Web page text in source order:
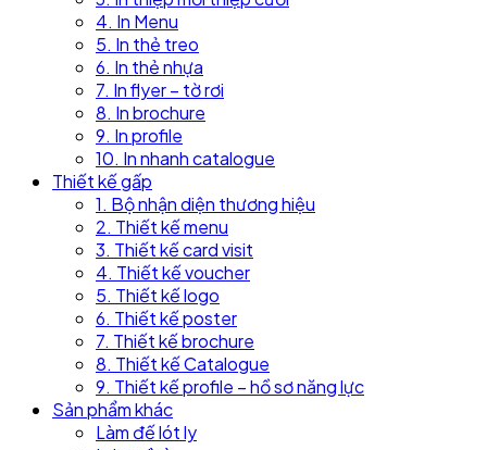
4. In Menu
5. In thẻ treo
6. In thẻ nhựa
7. In flyer – tờ rơi
8. In brochure
9. In profile
10. In nhanh catalogue
Thiết kế gấp
1. Bộ nhận diện thương hiệu
2. Thiết kế menu
3. Thiết kế card visit
4. Thiết kế voucher
5. Thiết kế logo
6. Thiết kế poster
7. Thiết kế brochure
8. Thiết kế Catalogue
9. Thiết kế profile – hồ sơ năng lực
Sản phẩm khác
Làm đế lót ly